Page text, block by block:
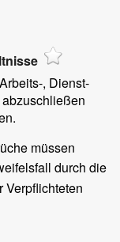
, Dienst-
müssen
durch die
Verpflichteten